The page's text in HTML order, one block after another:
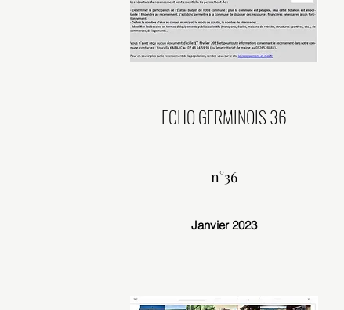
ECHO GERMINOIS 36
n°36
Janvier 2023